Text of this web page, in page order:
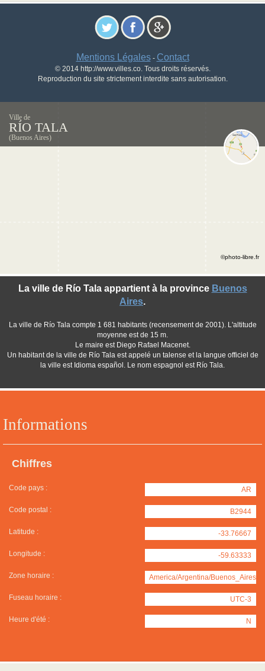
Mentions Légales- Contact
© 2014 http://www.villes.co. Tous droits réservés.
Reproduction du site strictement interdite sans autorisation.
Ville de
RÍO TALA
(Buenos Aires)
Informations
Chiffres
Code pays : AR
Code postal : B2944
Latitude : -33.76667
Longitude : -59.63333
Zone horaire : America/Argentina/Buenos_Aires
Fuseau horaire : UTC-3
Heure d'été : N
La ville de Río Tala appartient à la province Buenos
Aires.
La ville de Río Tala compte 1 681 habitants (recensement de 2001). L'altitude
moyenne est de 15 m.
Le maire est Diego Rafael Macenet.
Un habitant de la ville de Río Tala est appelé un talense et la langue officiel de
la ville est Idioma español. Le nom espagnol est Río Tala.
©photo-libre.fr